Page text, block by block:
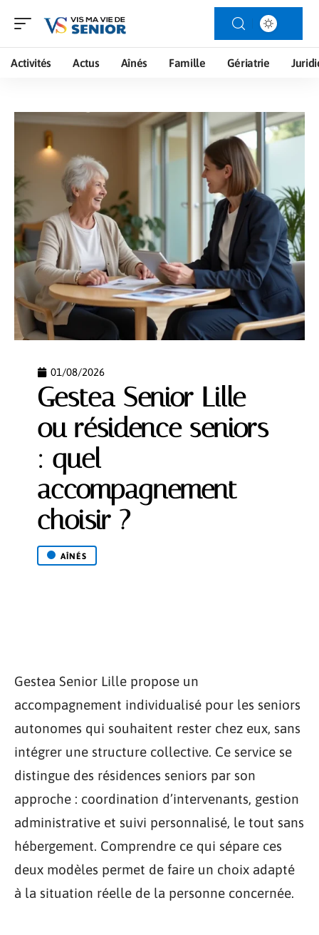
Activités Actus Aînés Famille Gériatrie
01/08/2026
Gestea Senior Lille
ou résidence seniors
: quel
accompagnement
choisir ?
AÎNÉS
Gestea Senior Lille propose un
accompagnement individualisé pour les seniors
autonomes qui souhaitent rester chez eux, sans
intégrer une structure collective. Ce service se
distingue des résidences seniors par son
approche : coordination d’intervenants, gestion
administrative et suivi personnalisé, le tout sans
hébergement. Comprendre ce qui sépare ces
deux modèles permet de faire un choix adapté
à la situation réelle de la personne concernée.